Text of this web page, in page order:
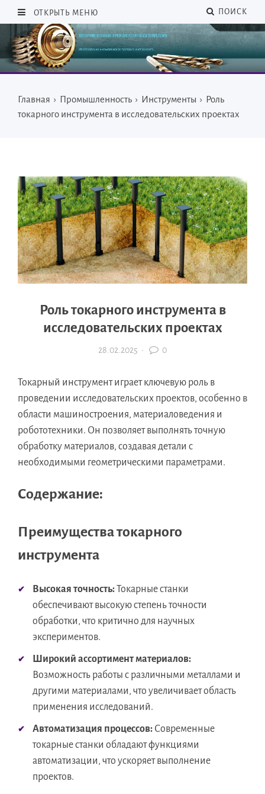
ОТКРЫТЬ МЕНЮ ПОИСК
Главная › Промышленность › Инструменты › Роль
токарного инструмента в исследовательских проектах
Роль токарного инструмента в
исследовательских проектах
28.02.2025 · 0
Токарный инструмент играет ключевую роль в
проведении исследовательских проектов, особенно в
области машиностроения, материаловедения и
робототехники. Он позволяет выполнять точную
обработку материалов, создавая детали с
необходимыми геометрическими параметрами.
Содержание:
Преимущества токарного
инструмента
Высокая точность:Токарные станки
обеспечивают высокую степень точности
обработки, что критично для научных
экспериментов.
Широкий ассортимент материалов:
Возможность работы с различными металлами и
другими материалами, что увеличивает область
применения исследований.
Автоматизация процессов: Современные
токарные станки обладают функциями
автоматизации, что ускоряет выполнение
проектов.